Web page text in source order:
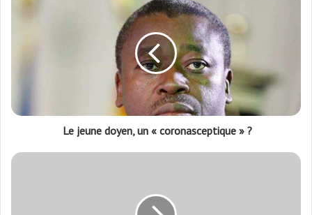
Le jeune doyen, un « coronasceptique » ?